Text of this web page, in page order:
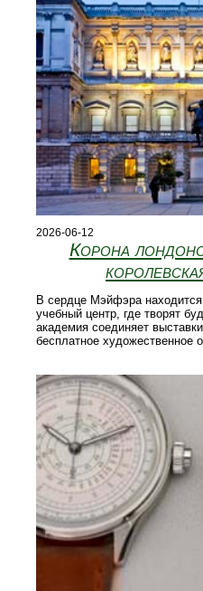
2026-06-12
Корона
В сердце Мэйфэра
учебный центр, где творят
академия соединяет
бесплатное художественное